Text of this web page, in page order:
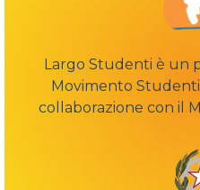
Largo Studenti è un
Movimento
collaborazione con il